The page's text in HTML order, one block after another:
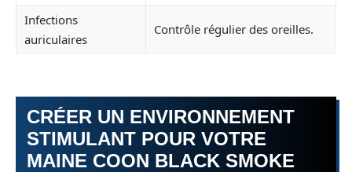
Infections
auriculaires
Contrôle régulier des oreilles.
CRÉER UN ENVIRONNEMENT
STIMULANT POUR VOTRE
MAINE COON BLACK SMOKE